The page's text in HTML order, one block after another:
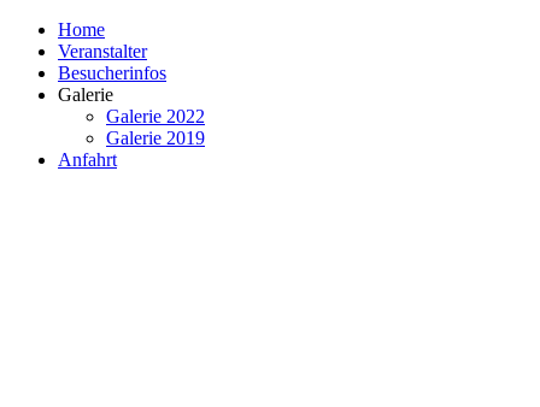
Home
Veranstalter
Besucherinfos
Galerie
Galerie 2022
Galerie 2019
Anfahrt